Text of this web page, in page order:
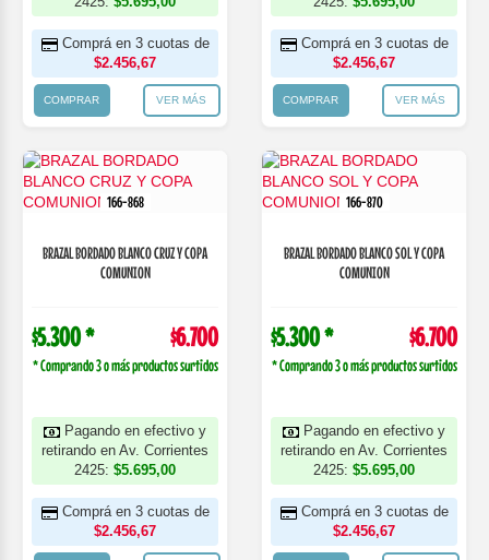
Comprá en 3 cuotas de
$2.456,67
COMPRAR VER MÁS
Comprá en 3 cuotas de
$2.456,67
COMPRAR VER MÁS
166-868
BRAZAL BORDADO BLANCO CRUZ Y COPA
COMUNION
$5.300 * $6.700
* Comprando 3 o más productos surtidos
Pagando en efectivo y
retirando en Av. Corrientes
2425: $5.695,00
Comprá en 3 cuotas de
$2.456,67
166-870
BRAZAL BORDADO BLANCO SOL Y COPA
COMUNION
$5.300 * $6.700
* Comprando 3 o más productos surtidos
Pagando en efectivo y
retirando en Av. Corrientes
2425: $5.695,00
Comprá en 3 cuotas de
$2.456,67